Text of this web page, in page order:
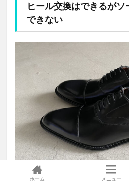
ヒール交換はできるが
できない
ホーム メニュー